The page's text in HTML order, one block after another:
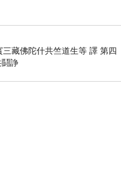
藏佛陀什共竺道生等 譯 第四
鬪諍